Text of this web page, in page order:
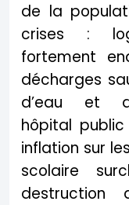
de la
crises :
fortement
décharges
d’eau et
hôpital
inflation sur
scolaire
destruction